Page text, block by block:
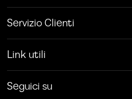
Servizio Clienti
Link utili
Seguici su